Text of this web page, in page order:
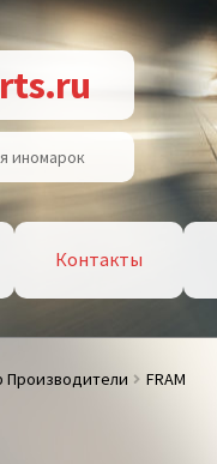
иномарок
Контакты
Производители FRAM